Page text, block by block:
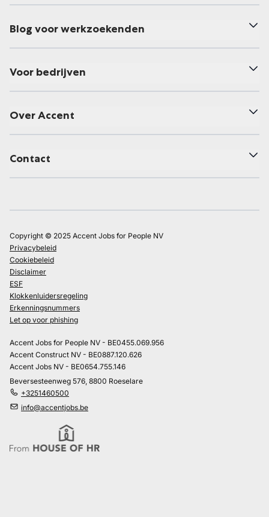
Blog voor werkzoekenden
Voor bedrijven
Over Accent
Contact
Copyright © 2025 Accent Jobs for People NV
Privacybeleid
Cookiebeleid
Disclaimer
ESF
Klokkenluidersregeling
Erkenningsnummers
Let op voor phishing
Accent Jobs for People NV - BE0455.069.956
Accent Construct NV - BE0887.120.626
Accent Jobs NV - BE0654.755.146
Beversesteenweg 576, 8800 Roeselare
+3251460500
info@accentjobs.be